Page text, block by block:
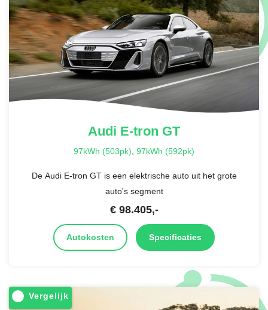
Audi E-tron GT
97kWh (503pk), 97kWh (592pk)
De Audi E-tron GT is een elektrische auto uit het grote
auto's segment
€ 98.405,-
Autokosten Specificaties
Vergelijk